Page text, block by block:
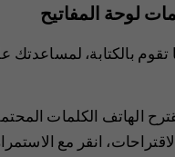
لوحة المفاتيح
تقوم بالكتابة،
الهاتف الكلمات
انقر مع